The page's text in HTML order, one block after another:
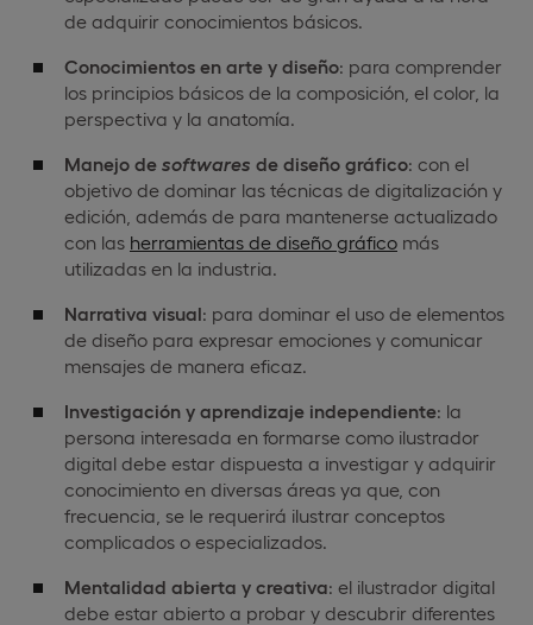
de adquirir conocimientos básicos.
Conocimientos en arte y diseño: para comprender
los principios básicos de la composición, el color, la
perspectiva y la anatomía.
Manejo de softwares de diseño gráfico: con el
objetivo de dominar las técnicas de digitalización y
edición, además de para mantenerse actualizado
con las herramientas de diseño gráfico más
utilizadas en la industria.
Narrativa visual: para dominar el uso de elementos
de diseño para expresar emociones y comunicar
mensajes de manera eficaz.
Investigación y aprendizaje independiente: la
persona interesada en formarse como ilustrador
digital debe estar dispuesta a investigar y adquirir
conocimiento en diversas áreas ya que, con
frecuencia, se le requerirá ilustrar conceptos
complicados o especializados.
Mentalidad abierta y creativa: el ilustrador digital
debe estar abierto a probar y descubrir diferentes